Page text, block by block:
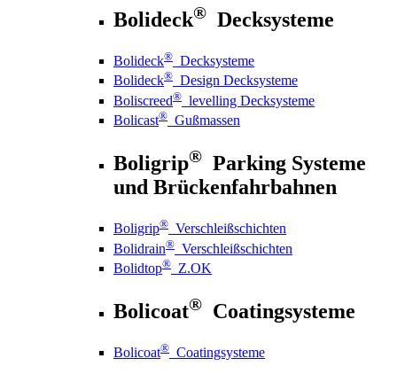
Bolideck® Decksysteme
Bolideck® Decksysteme
Bolideck® Design Decksysteme
Boliscreed® levelling Decksysteme
Bolicast® Gußmassen
Boligrip® Parking Systeme
und Brückenfahrbahnen
Boligrip® Verschleißschichten
Bolidrain® Verschleißschichten
Bolidtop® Z.OK
Bolicoat® Coatingsysteme
Bolicoat® Coatingsysteme